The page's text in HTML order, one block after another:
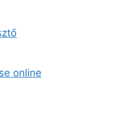
online